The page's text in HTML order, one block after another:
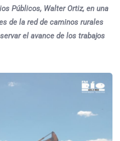
Públicos, Walter Ortiz, en una
de la red de caminos rurales
el avance de los trabajos